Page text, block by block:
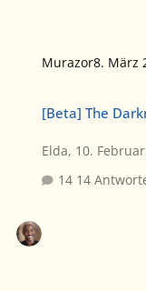
Murazor8. März
[Beta] The
Elda, 10.
14